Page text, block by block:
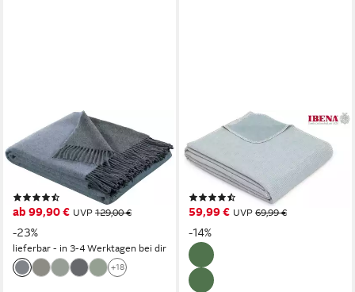
BIEDERLACK
Wohndecke Soft Impression
im Doubleface-Look,
Baumwolle-Kaschmir-Mix
ab 99,90 € UVP 129,00 €
-23%
lieferbar - in 3-4 Werktagen bei dir
+18
IBENA
Wohndecke Wohndecke
Lausanne, in schlichtem
Melange-Look
(91)
59,99 € UVP 69,99 €
-14%